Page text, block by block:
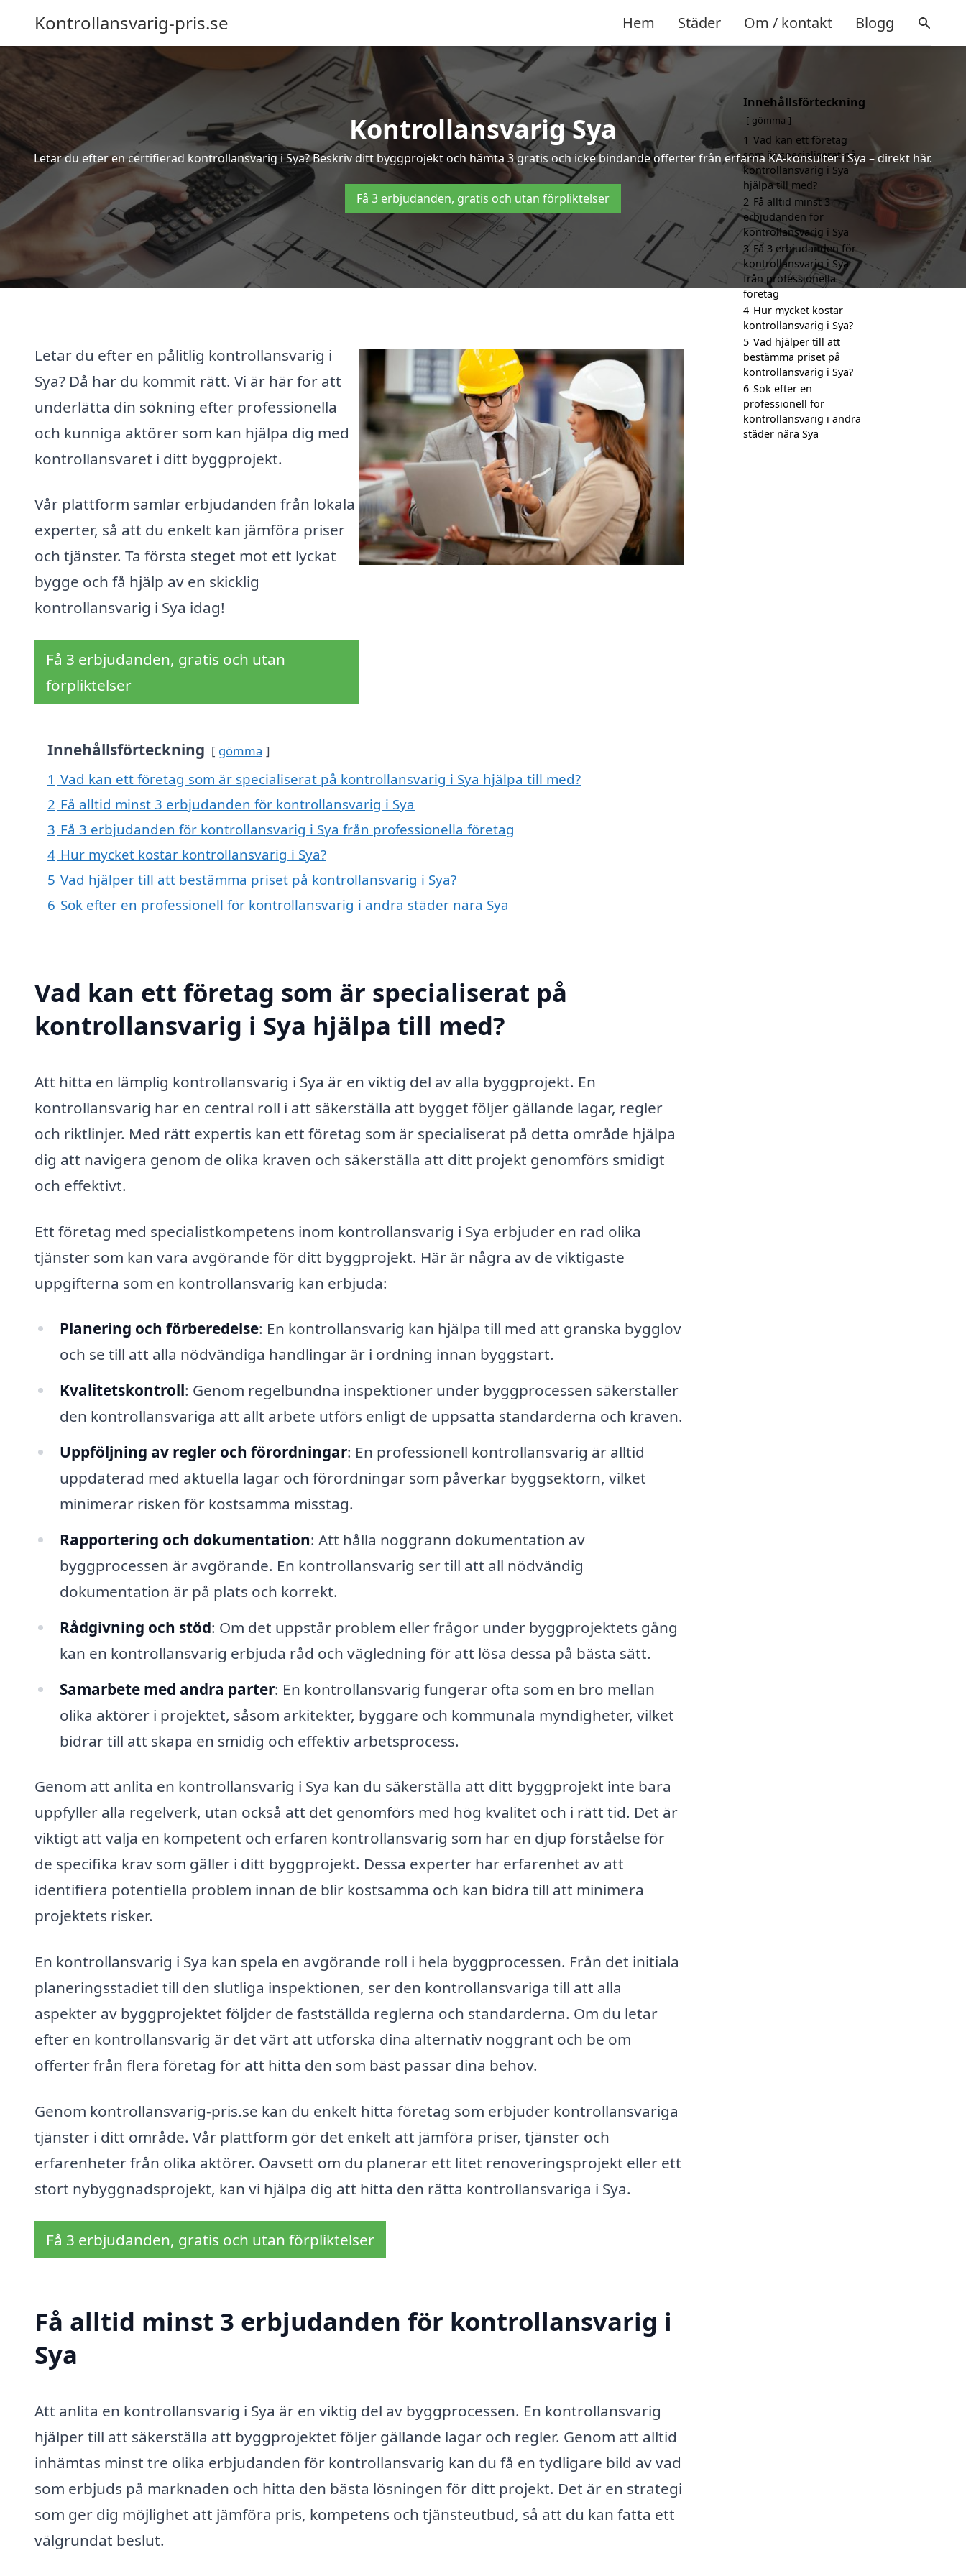
Kontrollansvarig-pris.se Hem Städer Om / kontakt Blogg
Kontrollansvarig Sya
Letar du efter en certifierad kontrollansvarig i Sya? Beskriv ditt byggprojekt och hämta 3 gratis och icke bindande offerter från erfarna KA-konsulter i Sya – direkt här.
Få 3 erbjudanden, gratis och utan förpliktelser
Letar du efter en pålitlig kontrollansvarig i
Sya? Då har du kommit rätt. Vi är här för att
underlätta din sökning efter professionella
och kunniga aktörer som kan hjälpa dig med
kontrollansvaret i ditt byggprojekt.
Vår plattform samlar erbjudanden från lokala
experter, så att du enkelt kan jämföra priser
och tjänster. Ta första steget mot ett lyckat
bygge och få hjälp av en skicklig
kontrollansvarig i Sya idag!
Få 3 erbjudanden, gratis och utan
förpliktelser
Innehållsförteckning gömma
1 Vad kan ett företag som är specialiserat på kontrollansvarig i Sya hjälpa till med?
2 Få alltid minst 3 erbjudanden för kontrollansvarig i Sya
3 Få 3 erbjudanden för kontrollansvarig i Sya från professionella företag
4 Hur mycket kostar kontrollansvarig i Sya?
5 Vad hjälper till att bestämma priset på kontrollansvarig i Sya?
6 Sök efter en professionell för kontrollansvarig i andra städer nära Sya
Vad kan ett företag som är specialiserat på
kontrollansvarig i Sya hjälpa till med?
Att hitta en lämplig kontrollansvarig i Sya är en viktig del av alla byggprojekt. En
kontrollansvarig har en central roll i att säkerställa att bygget följer gällande lagar, regler
och riktlinjer. Med rätt expertis kan ett företag som är specialiserat på detta område hjälpa
dig att navigera genom de olika kraven och säkerställa att ditt projekt genomförs smidigt
och effektivt.
Ett företag med specialistkompetens inom kontrollansvarig i Sya erbjuder en rad olika
tjänster som kan vara avgörande för ditt byggprojekt. Här är några av de viktigaste
uppgifterna som en kontrollansvarig kan erbjuda:
Planering och förberedelse: En kontrollansvarig kan hjälpa till med att granska bygglov
och se till att alla nödvändiga handlingar är i ordning innan byggstart.
Kvalitetskontroll: Genom regelbundna inspektioner under byggprocessen säkerställer
den kontrollansvariga att allt arbete utförs enligt de uppsatta standarderna och kraven.
Uppföljning av regler och förordningar: En professionell kontrollansvarig är alltid
uppdaterad med aktuella lagar och förordningar som påverkar byggsektorn, vilket
minimerar risken för kostsamma misstag.
Rapportering och dokumentation: Att hålla noggrann dokumentation av
byggprocessen är avgörande. En kontrollansvarig ser till att all nödvändig
dokumentation är på plats och korrekt.
Rådgivning och stöd: Om det uppstår problem eller frågor under byggprojektets gång
kan en kontrollansvarig erbjuda råd och vägledning för att lösa dessa på bästa sätt.
Samarbete med andra parter: En kontrollansvarig fungerar ofta som en bro mellan
olika aktörer i projektet, såsom arkitekter, byggare och kommunala myndigheter, vilket
bidrar till att skapa en smidig och effektiv arbetsprocess.
Genom att anlita en kontrollansvarig i Sya kan du säkerställa att ditt byggprojekt inte bara
uppfyller alla regelverk, utan också att det genomförs med hög kvalitet och i rätt tid. Det är
viktigt att välja en kompetent och erfaren kontrollansvarig som har en djup förståelse för
de specifika krav som gäller i ditt byggprojekt. Dessa experter har erfarenhet av att
identifiera potentiella problem innan de blir kostsamma och kan bidra till att minimera
projektets risker.
En kontrollansvarig i Sya kan spela en avgörande roll i hela byggprocessen. Från det initiala
planeringsstadiet till den slutliga inspektionen, ser den kontrollansvariga till att alla
aspekter av byggprojektet följder de fastställda reglerna och standarderna. Om du letar
efter en kontrollansvarig är det värt att utforska dina alternativ noggrant och be om
offerter från flera företag för att hitta den som bäst passar dina behov.
Genom kontrollansvarig-pris.se kan du enkelt hitta företag som erbjuder kontrollansvariga
tjänster i ditt område. Vår plattform gör det enkelt att jämföra priser, tjänster och
erfarenheter från olika aktörer. Oavsett om du planerar ett litet renoveringsprojekt eller ett
stort nybyggnadsprojekt, kan vi hjälpa dig att hitta den rätta kontrollansvariga i Sya.
Få 3 erbjudanden, gratis och utan förpliktelser
Få alltid minst 3 erbjudanden för kontrollansvarig i
Sya
Att anlita en kontrollansvarig i Sya är en viktig del av byggprocessen. En kontrollansvarig
hjälper till att säkerställa att byggprojektet följer gällande lagar och regler. Genom att alltid
inhämtas minst tre olika erbjudanden för kontrollansvarig kan du få en tydligare bild av vad
som erbjuds på marknaden och hitta den bästa lösningen för ditt projekt. Det är en strategi
som ger dig möjlighet att jämföra pris, kompetens och tjänsteutbud, så att du kan fatta ett
välgrundat beslut.
Innehållsförteckning
gömma
1 Vad kan ett företag
som är specialiserat på
kontrollansvarig i Sya
hjälpa till med?
2 Få alltid minst 3
erbjudanden för
kontrollansvarig i Sya
3 Få 3 erbjudanden för
kontrollansvarig i Sya
från professionella
företag
4 Hur mycket kostar
kontrollansvarig i Sya?
5 Vad hjälper till att
bestämma priset på
kontrollansvarig i Sya?
6 Sök efter en
professionell för
kontrollansvarig i andra
städer nära Sya